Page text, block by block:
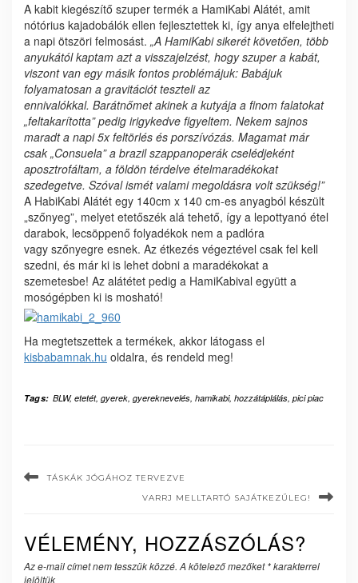
A kabit kiegészítő szuper termék a HamiKabi Alátét, amit
nótórius kajadobálók ellen fejlesztettek ki, így anya elfelejtheti
a napi ötszöri felmosást. „A HamiKabi sikerét követően, több
anyukától kaptam azt a visszajelzést, hogy szuper a kabát,
viszont van egy másik fontos problémájuk: Babájuk
folyamatosan a gravitációt teszteli az
ennivalókkal. Barátnőmet akinek a kutyája a finom falatokat
„feltakarította” pedig irigykedve figyeltem. Nekem sajnos
maradt a napi 5x feltörlés és porszívózás. Magamat már
csak „Consuela” a brazil szappanoperák cselédjeként
aposztrofáltam, a földön térdelve ételmaradékokat
szedegetve. Szóval ismét valami megoldásra volt szükség!”
A HabiKabi Alátét egy 140cm x 140 cm-es anyagból készült
„szőnyeg”, melyet etetőszék alá tehető, így a lepottyanó étel
darabok, lecsöppenő folyadékok nem a padlóra
vagy szőnyegre esnek. Az étkezés végeztével csak fel kell
szedni, és már ki is lehet dobni a maradékokat a
szemetesbe! Az alátétet pedig a HamiKabival együtt a
mosógépben ki is mosható!
Ha megtetszettek a termékek, akkor látogass el
kisbabamnak.hu oldalra, és rendeld meg!
Tags: BLW, etetét, gyerek, gyereknevelés, hamikabi, hozzátáplálás, pici piac
TÁSKÁK JÓGÁHOZ TERVEZVE
VARRJ MELLTARTÓ SAJÁTKEZŰLEG!
VÉLEMÉNY, HOZZÁSZÓLÁS?
Az e-mail címet nem tesszük közzé. A kötelező mezőket*karakterrel
jelöltük